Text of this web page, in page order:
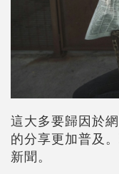
這大多要歸因於
的分享更加普及
新聞。